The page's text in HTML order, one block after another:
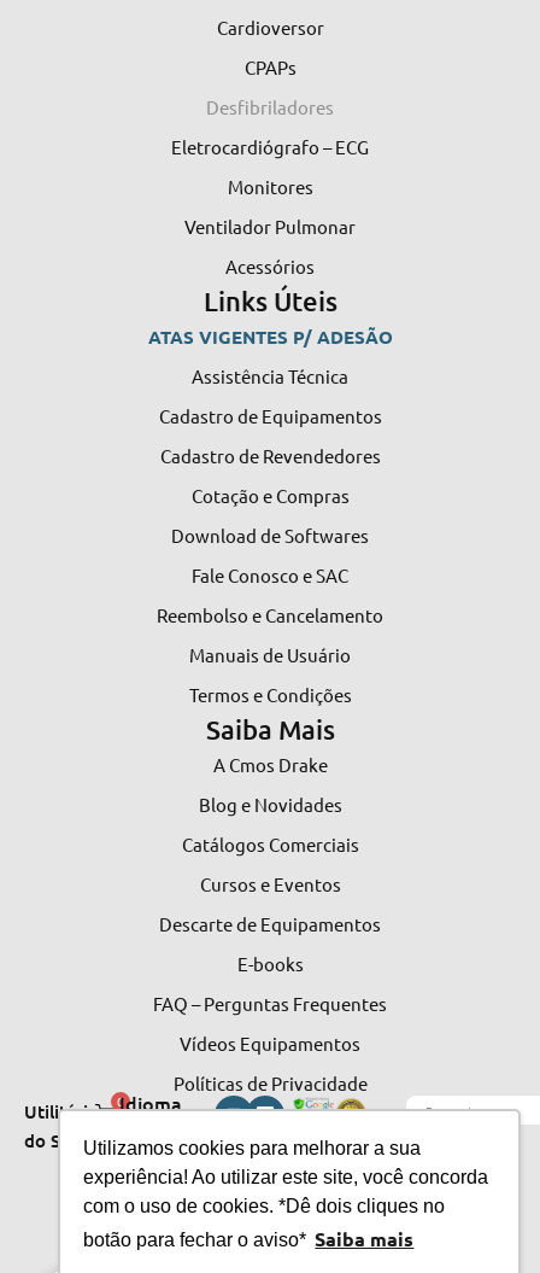
Utilizamos cookies para melhorar a sua
experiência! Ao utilizar este site, você concorda
com o uso de cookies. *Dê dois cliques no
botão para fechar o aviso* Saiba mais
Cardioversor
CPAPs
Desfibriladores
Eletrocardiógrafo – ECG
Monitores
Ventilador Pulmonar
Acessórios
Links Úteis
ATAS VIGENTES P/ ADESÃO
Assistência Técnica
Cadastro de Equipamentos
Cadastro de Revendedores
Cotação e Compras
Download de Softwares
Fale Conosco e SAC
Reembolso e Cancelamento
Manuais de Usuário
Termos e Condições
Saiba Mais
A Cmos Drake
Blog e Novidades
Catálogos Comerciais
Cursos e Eventos
Descarte de Equipamentos
E-books
FAQ – Perguntas Frequentes
Vídeos Equipamentos
Políticas de Privacidade
Utilitários
do Site
0Idioma
do